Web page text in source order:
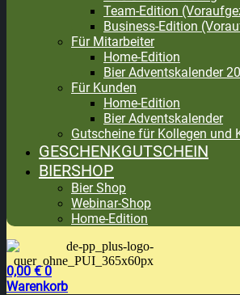
Team-Edition
Business-Edition
Für Mitarbeiter
Home-Edition
Bier Adventskalender
Für Kunden
Home-Edition
Bier Adventskalender
Gutscheine für Kollegen und
GESCHENKGUTSCHEIN
BIERSHOP
Bier Shop
Webinar-Shop
Home-Edition
0,00 € 0
Warenkorb